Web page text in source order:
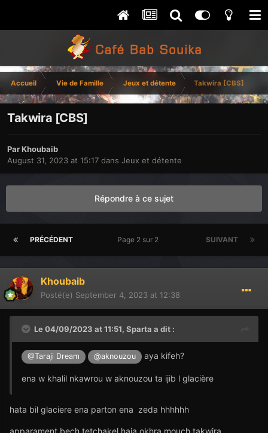
Accueil Vie de Famille Jeux et détente Takwira [CBS]
Takwira [CBS]
ParKhoubaib
August 31, 2023 at 15:17 dans Jeux et détente
Répondre à ce sujet
PRÉCÉDENT SUIVANT
Page 2 sur 2
Khoubaib
Posté(e) September 4, 2023 at 12:38
Le 04/09/2023 at 11:51, Sparta a dit :
@Taraji Dream @aknouzou aya kifeh?
ena w khalil nkawrou w aknouzou ta ijib l glacière
hata bil glaciere ena parton ena zeda hhhhhh
apparament bech tetchakel haja okhra mouch takwira